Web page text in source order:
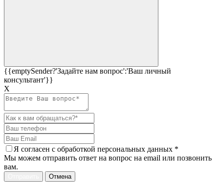
{{emptySender?'Задайте нам вопрос':'Ваш личный
консультант'}}
Х
Я согласен c обработкой персональных данных *
Мы можем отправить ответ на вопрос на email или позвонить
вам.
Отмена